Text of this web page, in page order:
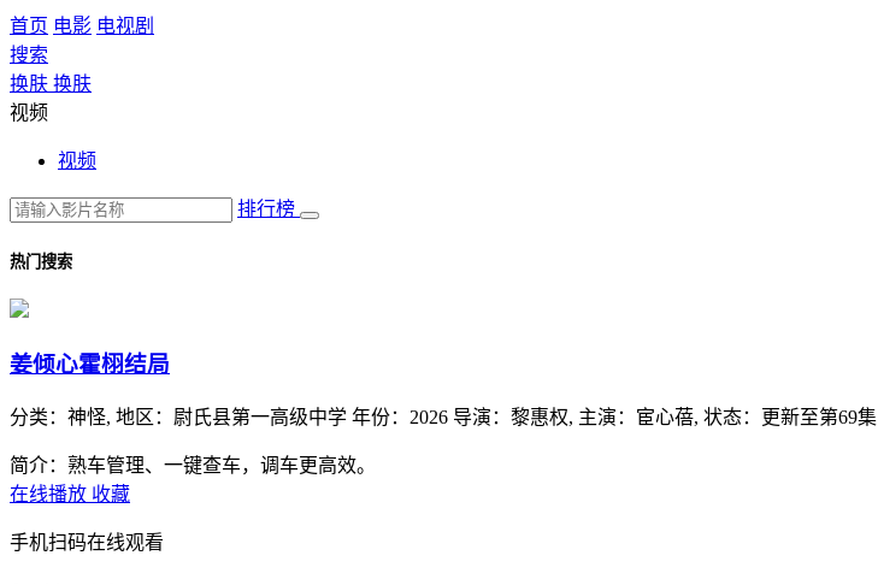
首页 电影 电视剧
搜索
换肤 换肤
视频
视频
排行榜
热门搜索
姜倾心霍栩结局
分类： 神怪, 地区： 尉氏县第一高级中学 年份： 2026 导演： 黎惠权, 主演： 宦心蓓, 状态：更新至第69集
简介：熟车管理、一键查车，调车更高效。
在线播放 收藏
手机扫码在线观看